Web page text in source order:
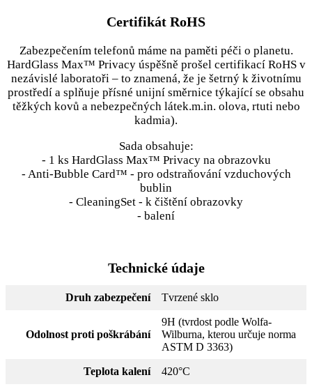
Certifikát RoHS
Zabezpečením telefonů máme na paměti péči o planetu.
HardGlass Max™ Privacy úspěšně prošel certifikací RoHS v
nezávislé laboratoři – to znamená, že je šetrný k životnímu
prostředí a splňuje přísné unijní směrnice týkající se obsahu
těžkých kovů a nebezpečných látek.m.in. olova, rtuti nebo
kadmia).
Sada obsahuje:
- 1 ks HardGlass Max™ Privacy na obrazovku
- Anti-Bubble Card™ - pro odstraňování vzduchových
bublin
- CleaningSet - k čištění obrazovky
- balení
Technické údaje
Druh zabezpečení Tvrzené sklo
Odolnost proti poškrábání
9H (tvrdost podle Wolfa-
Wilburna, kterou určuje norma
ASTM D 3363)
Teplota kalení 420°C